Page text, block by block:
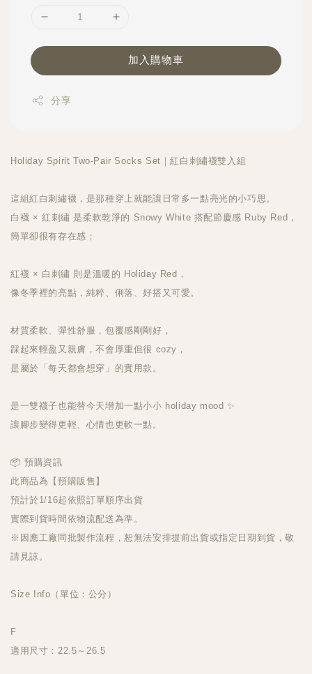
加入購物車
分享
Holiday Spirit Two-Pair Socks Set｜紅白刺繡襪雙入組
這組紅白刺繡襪，是那種穿上就能讓日常多一點亮光的小巧思。
白襪 × 紅刺繡 是柔軟乾淨的 Snowy White 搭配節慶感 Ruby Red，
簡單卻很有存在感；
紅襪 × 白刺繡 則是溫暖的 Holiday Red，
像冬季裡的亮點，純粹、俐落、好搭又可愛。
材質柔軟、彈性舒服，包覆感剛剛好，
踩起來輕盈又親膚，不會厚重但很 cozy，
是屬於「每天都會想穿」的實用款。
是一雙襪子也能替今天增加一點小小 holiday mood ✨
讓腳步變得更輕、心情也更軟一點。
📦 預購資訊
此商品為【預購販售】
預計於1/16起依照訂單順序出貨
實際到貨時間依物流配送為準。
※因應工廠同批製作流程，恕無法安排提前出貨或指定日期到貨，敬
請見諒。
Size Info（單位：公分）
F
適用尺寸：22.5～26.5